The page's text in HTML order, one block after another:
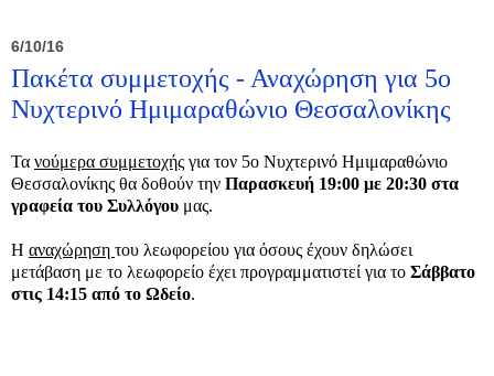
6/10/16
Πακέτα συμμετοχής - Αναχώρηση για 5ο
Νυχτερινό Ημιμαραθώνιο Θεσσαλονίκης
Τα νούμερα συμμετοχής για τον 5ο Νυχτερινό Ημιμαραθώνιο
Θεσσαλονίκης θα δοθούν την Παρασκευή 19:00 με 20:30 στα
γραφεία του Συλλόγου μας.
Η αναχώρηση του λεωφορείου για όσους έχουν δηλώσει
μετάβαση με το λεωφορείο έχει προγραμματιστεί για το Σάββατο
στις 14:15 από το Ωδείο.